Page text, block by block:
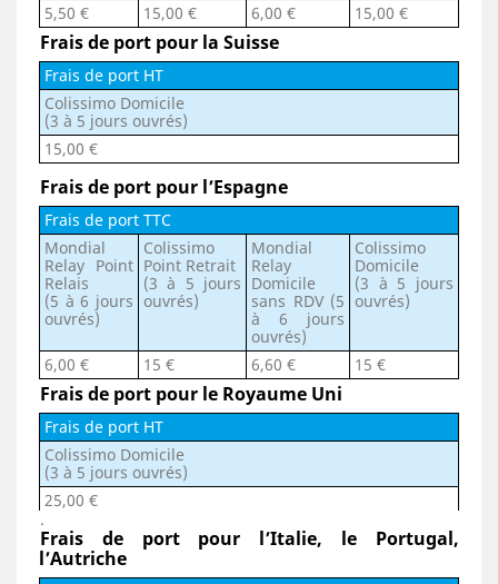
5,50 € 15,00 € 6,00 € 15,00 €
Frais de port pour la Suisse
Frais de port HT
Colissimo Domicile
(3 à 5 jours ouvrés)
15,00 €
Frais de port pour l’Espagne
Frais de port TTC
Mondial
Relay Point
Relais
(5 à 6 jours
ouvrés)
Colissimo
Point Retrait
(3 à 5 jours
ouvrés)
Mondial
Relay
Domicile
sans RDV (5
à 6 jours
ouvrés)
Colissimo
Domicile
(3 à 5 jours
ouvrés)
6,00 € 15 € 6,60 € 15 €
Frais de port pour le Royaume Uni
Frais de port HT
Colissimo Domicile
(3 à 5 jours ouvrés)
25,00 €
.
Frais de port pour l’Italie, le Portugal,
l’Autriche